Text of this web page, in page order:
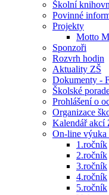
Školní
Povinné
Projekty
Motto
Sponzoři
Rozvrh hodin
Aktuality ZŠ
Dokumenty -
Školské
Prohlášení o
Organizace
Kalendář akcí
On-line výuka
1.ročník
2.ročník
3.ročník
4.ročník
5.ročník